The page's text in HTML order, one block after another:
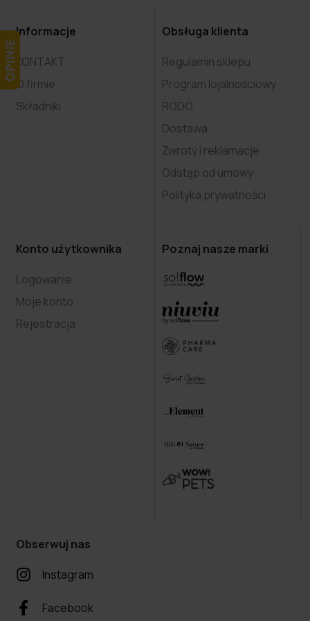
Informacje
KONTAKT
O firmie
Składniki
Obsługa klienta
Regulamin sklepu
Program lojalnościowy
RODO
Dostawa
Zwroty i reklamacje
Odstąp od umowy
Polityka prywatności
Konto użytkownika
Logowanie
Moje konto
Rejestracja
Poznaj nasze marki
Obserwuj nas
Instagram
Facebook